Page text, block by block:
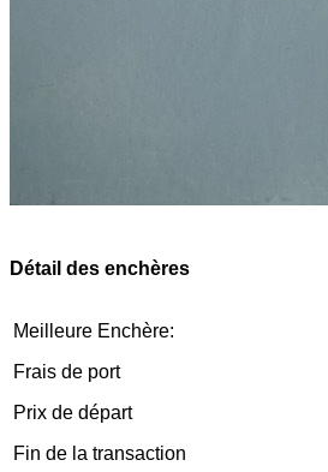
Détail des enchères
Meilleure Enchère:
Frais de port
Prix de départ
Fin de la transaction